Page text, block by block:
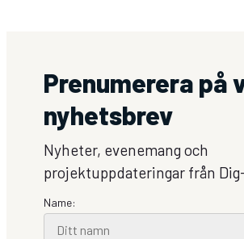
Prenumerera på
nyhetsbrev
Nyheter, evenemang och
projektuppdateringar från
Name: